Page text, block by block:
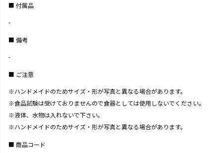
付属品
-
備考
-
ご注意
※ハンドメイドのためサイズ・形が写真と異なる場合があります。
※食品試験は受けておりませんので食器としては使用しないでください。
※液体、水物は入れないで下さい。
※ハンドメイドのためサイズ・形が写真と異なる場合があります。
商品コード